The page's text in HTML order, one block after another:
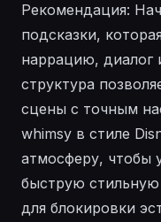
Рекомендация:
подсказки,
наррацию, диалог
структура
сцены с точным
whimsy в стиле
атмосферу, чтобы
быструю
для блокировки